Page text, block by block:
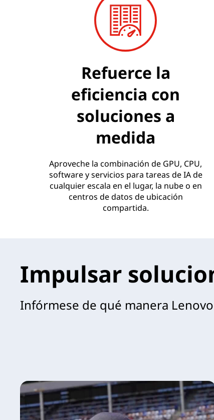
Refuerce la
eficiencia con
soluciones a
medida
Aproveche la combinación de GPU, CPU,
software y servicios para tareas de IA de
cualquier escala en el lugar, la nube o en
centros de datos de ubicación
compartida.
Impulsar
Infórmese de qué manera